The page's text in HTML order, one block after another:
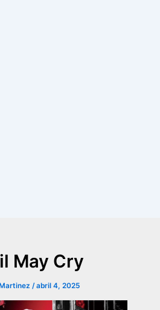
May Cry
/abril 4, 2025